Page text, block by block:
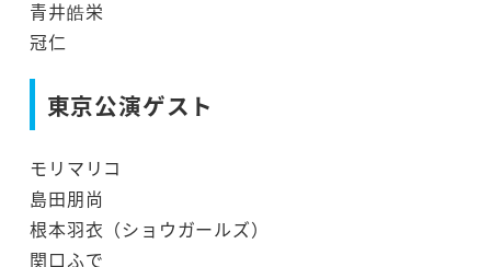
青井皓栄
冠仁
東京公演ゲスト
モリマリコ
島田朋尚
根本羽衣（ショウガールズ）
関口ふで